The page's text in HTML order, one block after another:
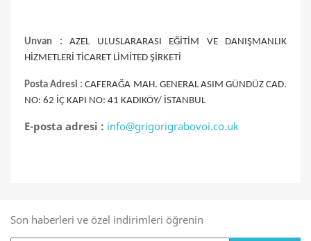
Unvan :
AZEL ULUSLARARASI EĞİTİM VE DANIŞMANLIK
HİZMETLERİ TİCARET LİMİTED ŞİRKETİ
Posta Adresi : CAFERAĞA MAH. GENERAL ASIM GÜNDÜZ CAD.
NO: 62 İÇ KAPI NO: 41 KADIKÖY/ İSTANBUL
E-posta adresi : info@grigorigrabovoi.co.uk
Son haberleri ve özel indirimleri öğrenin